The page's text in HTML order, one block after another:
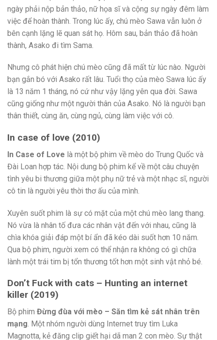
ngày phải nộp bản thảo, nữ họa sĩ và cộng sự ngày đêm làm
việc để hoàn thành. Trong lúc ấy, chú mèo Sawa vẫn luôn ở
bên cạnh lặng lẽ quan sát họ. Hôm sau, bản thảo đã hoàn
thành, Asako đi tìm Sama.
Nhưng cô phát hiện chú mèo cũng đã mất từ lúc nào. Người
bạn gắn bó với Asako rất lâu. Tuổi thọ của mèo Sawa lúc ấy
là 13 năm 1 tháng, nó cứ như vậy lặng yên qua đời. Sawa
cũng giống như một người thân của Asako. Nó là người bạn
thân thiết, cùng ăn, cùng ngủ, cùng làm việc với cô.
In case of love (2010)
In Case of Love là một bộ phim về mèo do Trung Quốc và
Đài Loan hợp tác. Nội dung bộ phim kể về một câu chuyện
tình yêu bi thương giữa một phụ nữ trẻ và một nhạc sĩ, người
cô tin là người yêu thời thơ ấu của mình.
Xuyên suốt phim là sự có mặt của một chú mèo lang thang.
Nó vừa là nhân tố đưa các nhân vật đến với nhau, cũng là
chìa khóa giải đáp một bí ẩn đã kéo dài suốt hơn 10 năm.
Qua bộ phim, người xem có thể nhận ra không có gì chữa
lành một trái tim bị tổn thương tốt hơn một sinh vật nhỏ bé.
Don’t Fuck with cats – Hunting an internet
killer (2019)
Bộ phim Đừng đùa với mèo – Săn tìm kẻ sát nhân trên
mạng. Một nhóm người dùng Internet truy tìm Luka
Magnotta, kẻ đăng clip giết hại dã man 2 con mèo. Sự thật